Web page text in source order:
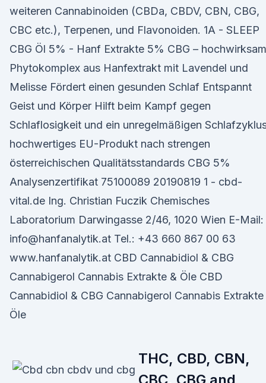
weiteren Cannabinoiden (CBDa, CBDV, CBN, CBG,
CBC etc.), Terpenen, und Flavonoiden. 1A - SLEEP
CBG Öl 5% - Hanf Extrakte 5% CBG –
Phytokomplex aus Hanfextrakt mit Lavendel und
Melisse Fördert einen gesunden Schlaf Entspannt
Geist und Körper Hilft beim Kampf gegen
Schlaflosigkeit und ein unregelmäßigen
hochwertiges EU-Produkt nach strengen
österreichischen Qualitätsstandards CBG 5%
Analysenzertifikat 75100089 20190819 1 - cbd-
vital.de Ing. Christian Fuczik Chemisches
Laboratorium Darwingasse 2/46, 1020 Wien E-Mail:
info@hanfanalytik.at Tel.: +43 660 867 00 63
www.hanfanalytik.at CBD Cannabidiol & CBG
Cannabigerol Cannabis Extrakte & Öle CBD
Cannabidiol & CBG Cannabigerol Cannabis Extrakte
Öle
THC, CBD, CBN,